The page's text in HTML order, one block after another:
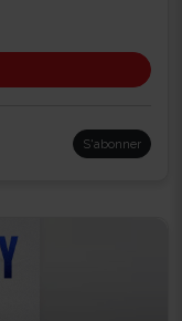
S'abonner